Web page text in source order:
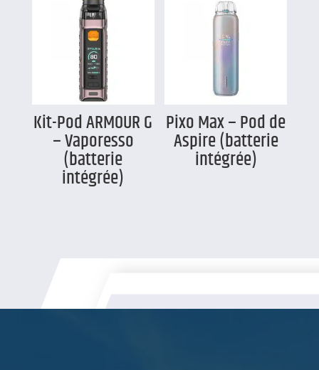
Kit-Pod ARMOUR G
– Vaporesso
(batterie
intégrée)
Pixo Max – Pod de
Aspire (batterie
intégrée)